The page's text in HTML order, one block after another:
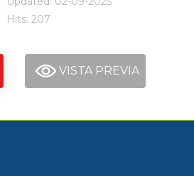
Hits: 207
VISTA PREVIA